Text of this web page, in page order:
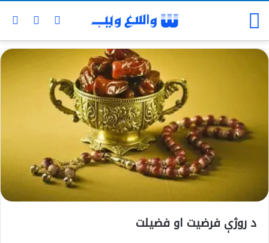
د روژې فرضيت او فضیلت